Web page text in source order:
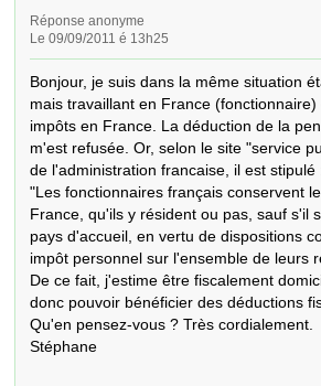
Réponse anonyme
Le 09/09/2011 é 13h25
Bonjour, je suis dans la même situation
mais travaillant en France
impôts en France. La déduction de la
m'est refusée. Or, selon le site "service
de l'administration francaise, il est stipulé
"Les fonctionnaires français conservent
France, qu'ils y résident ou pas, sauf s'il
pays d'accueil, en vertu de dispositions
impôt personnel sur l'ensemble de leurs
De ce fait, j'estime être fiscalement
donc pouvoir bénéficier des déductions
Qu'en pensez-vous ? Très cordialement.
Stéphane